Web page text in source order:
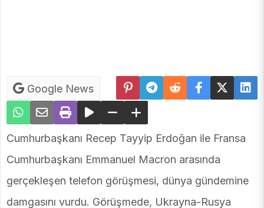
Google News
Cumhurbaşkanı Recep Tayyip Erdoğan ile Fransa
Cumhurbaşkanı Emmanuel Macron arasında
gerçekleşen telefon görüşmesi, dünya gündemine
damgasını vurdu. Görüşmede, Ukrayna-Rusya